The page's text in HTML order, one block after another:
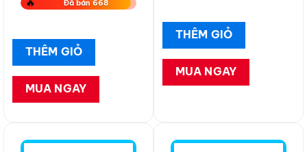
Đã bán 668
THÊM GIỎ
MUA NGAY
THÊM GIỎ
MUA NGAY